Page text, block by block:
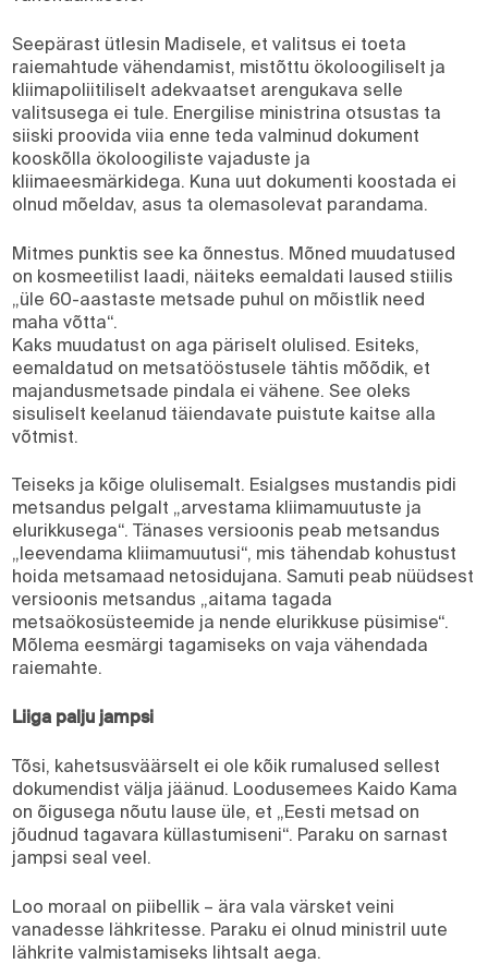
Seepärast ütlesin Madisele, et valitsus ei toeta
raiemahtude vähendamist, mistõttu ökoloogiliselt ja
kliimapoliitiliselt adekvaatset arengukava selle
valitsusega ei tule. Energilise ministrina otsustas ta
siiski proovida viia enne teda valminud dokument
kooskõlla ökoloogiliste vajaduste ja
kliimaeesmärkidega. Kuna uut dokumenti koostada ei
olnud mõeldav, asus ta olemasolevat parandama.
Mitmes punktis see ka õnnestus. Mõned muudatused
on kosmeetilist laadi, näiteks eemaldati laused stiilis
„üle 60-aastaste metsade puhul on mõistlik need
maha võtta“.
Kaks muudatust on aga päriselt olulised. Esiteks,
eemaldatud on metsatööstusele tähtis mõõdik, et
majandusmetsade pindala ei vähene. See oleks
sisuliselt keelanud täiendavate puistute kaitse alla
võtmist.
Teiseks ja kõige olulisemalt. Esialgses mustandis pidi
metsandus pelgalt „arvestama kliimamuutuste ja
elurikkusega“. Tänases versioonis peab metsandus
„leevendama kliimamuutusi“, mis tähendab kohustust
hoida metsamaad netosidujana. Samuti peab nüüdsest
versioonis metsandus „aitama tagada
metsaökosüsteemide ja nende elurikkuse püsimise“.
Mõlema eesmärgi tagamiseks on vaja vähendada
raiemahte.
Liiga palju jampsi
Tõsi, kahetsusväärselt ei ole kõik rumalused sellest
dokumendist välja jäänud. Loodusemees Kaido Kama
on õigusega nõutu lause üle, et „Eesti metsad on
jõudnud tagavara küllastumiseni“. Paraku on sarnast
jampsi seal veel.
Loo moraal on piibellik – ära vala värsket veini
vanadesse lähkritesse. Paraku ei olnud ministril uute
lähkrite valmistamiseks lihtsalt aega.